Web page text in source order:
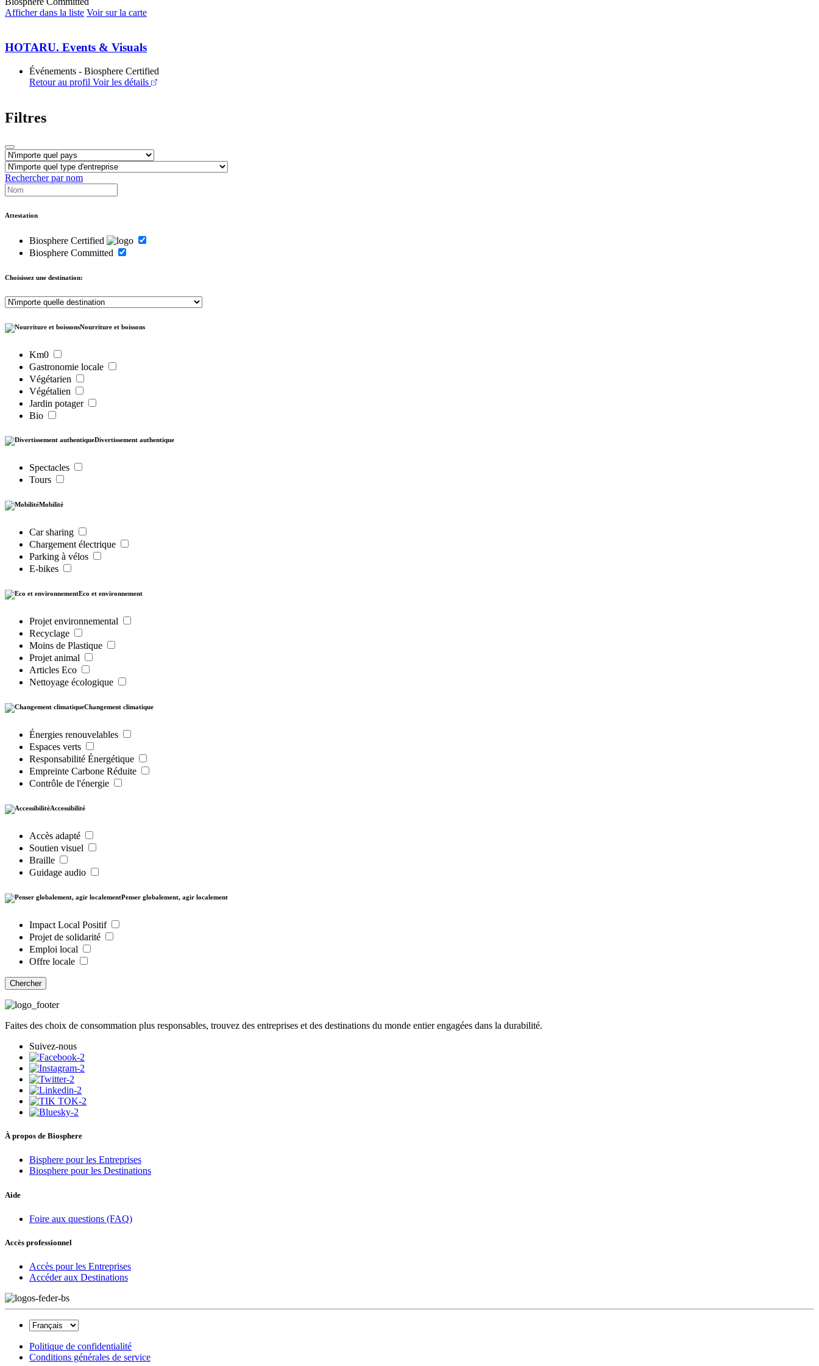
Afficher dans la liste Voir sur la carte
HOTARU. Events & Visuals
Événements - Biosphere Certified
Retour au profil Voir les détails
Filtres
Rechercher par nom
Attestation
Biosphere Certified
Biosphere Committed
Choisissez une destination:
Nourriture et boissons
Km0
Gastronomie locale
Végétarien
Végétalien
Jardin potager
Bio
Divertissement authentique
Spectacles
Tours
Mobilité
Car sharing
Chargement électrique
Parking à vélos
E-bikes
Eco et environnement
Projet environnemental
Recyclage
Moins de Plastique
Projet animal
Articles Eco
Nettoyage écologique
Changement climatique
Énergies renouvelables
Espaces verts
Responsabilité Énergétique
Empreinte Carbone Réduite
Contrôle de l'énergie
Accessibilité
Accès adapté
Soutien visuel
Braille
Guidage audio
Penser globalement, agir localement
Impact Local Positif
Projet de solidarité
Emploi local
Offre locale
Chercher
Faites des choix de consommation plus responsables, trouvez des entreprises et des destinations du monde entier engagées dans la durabilité.
Suivez-nous
À propos de Biosphere
Bisphere pour les Entreprises
Biosphere pour les Destinations
Aide
Foire aux questions (FAQ)
Accès professionnel
Accès pour les Entreprises
Accéder aux Destinations
Politique de confidentialité
Conditions générales de service